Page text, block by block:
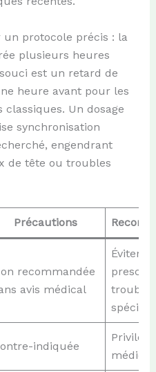
protocole précis : la
plusieurs heures
est un retard de
heure avant pour les
Un dosage
synchronisation
engendrant
de tête ou troubles
Précautions
recommandée
avis médical
Éviter
troubles
indiquée